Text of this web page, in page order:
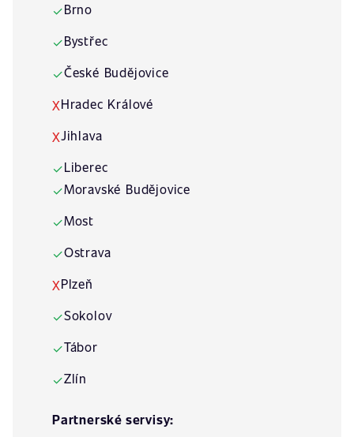
✓Brno
✓Bystřec
✓České Budějovice
XHradec Králové
XJihlava
✓Liberec
✓Moravské Budějovice
✓Most
✓Ostrava
XPlzeň
✓Sokolov
✓Tábor
✓Zlín
Partnerské servisy: